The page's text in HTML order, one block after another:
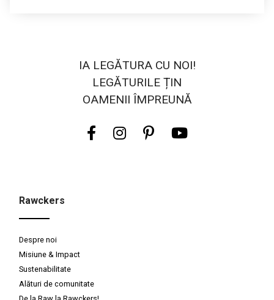
IA LEGĂTURA CU NOI!
LEGĂTURILE ȚIN
OAMENII ÎMPREUNĂ
Rawckers
Despre noi
Misiune & Impact
Sustenabilitate
Alături de comunitate